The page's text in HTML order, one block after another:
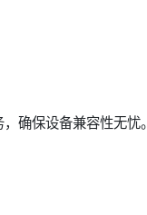
确保设备兼容性无忧。